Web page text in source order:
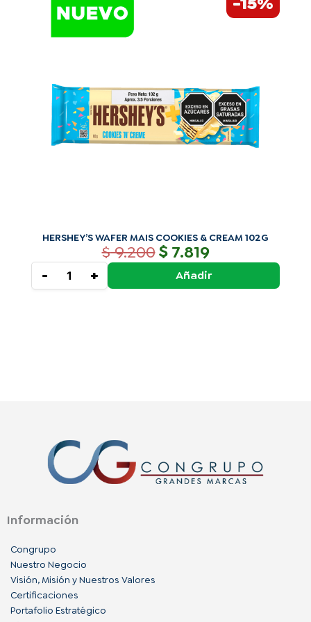
HERSHEY’S WAFER MAIS COOKIES & CREAM 102G
$9.200$7.819
precio
actual
WAFER
COOKIES
102G
cantidad
- + Añadir
Información
Congrupo
Nuestro Negocio
Visión, Misión y Nuestros Valores
Certificaciones
Portafolio Estratégico